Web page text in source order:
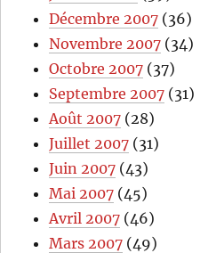
Décembre 2007 (36)
Novembre 2007 (34)
Octobre 2007 (37)
Septembre 2007 (31)
Août 2007 (28)
Juillet 2007 (31)
Juin 2007 (43)
Mai 2007 (45)
Avril 2007 (46)
Mars 2007 (49)